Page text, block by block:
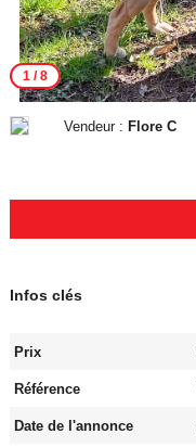
1/ 8
Vendeur : Flore C
Infos clés
Prix
Référence
Date de l'annonce